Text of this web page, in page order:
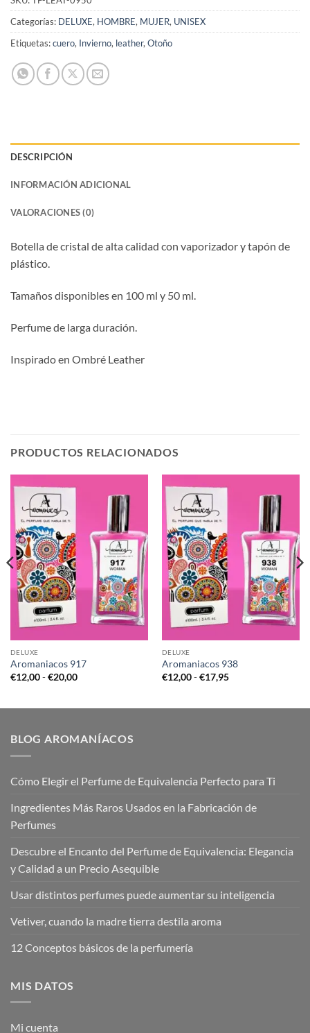
Categorías: DELUXE, HOMBRE, MUJER, UNISEX
Etiquetas:cuero, Invierno, leather,Otoño
DESCRIPCIÓN
INFORMACIÓN ADICIONAL
VALORACIONES (0)
Botella de cristal de alta calidad con vaporizador y tapón de
plástico.
Tamaños disponibles en 100 ml y 50 ml.
Perfume de larga duración.
Inspirado en Ombré Leather
PRODUCTOS RELACIONADOS
DELUXE
Aromaniacos 917
€12,00 - €20,00Rango
€12,00
DELUXE
Aromaniacos 938
€12,00 - €17,95Rango
€12,00
BLOG AROMANÍACOS
Cómo Elegir el Perfume de Equivalencia Perfecto para Ti
Ingredientes Más Raros Usados en la Fabricación de
Perfumes
Descubre el Encanto del Perfume de Equivalencia: Elegancia
y Calidad a un Precio Asequible
Usar distintos perfumes puede aumentar su inteligencia
Vetiver, cuando la madre tierra destila aroma
12 Conceptos básicos de la perfumería
MIS DATOS
Mi cuenta